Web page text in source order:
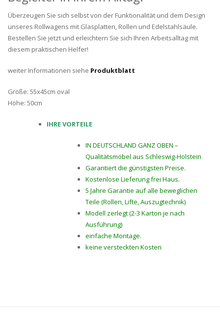
Überzeugen Sie sich selbst von der Funktionalität und dem Design
unseres Rollwagens mit Glasplatten, Rollen und Edelstahlsäule.
Bestellen Sie jetzt und erleichtern Sie sich Ihren Arbeitsalltag mit
diesem praktischen Helfer!
weiter Informationen siehe Produktblatt
Größe: 55x45cm oval
Höhe: 50cm
IHRE VORTEILE
IN DEUTSCHLAND GANZ OBEN –
Qualitätsmöbel aus Schleswig-Holstein
Garantiert die günstigsten Preise.
Kostenlose Lieferung frei Haus.
5 Jahre Garantie auf alle beweglichen
Teile (Rollen, Lifte, Auszugtechnik)
Modell zerlegt (2-3 Karton je nach
Ausführung)
einfache Montage.
keine versteckten Kosten